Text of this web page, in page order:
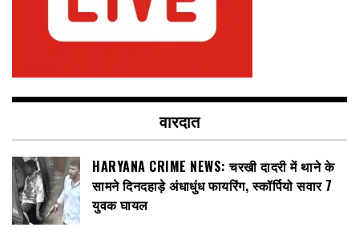
वारदात
HARYANA CRIME NEWS: चरखी दादरी में थाने के
सामने दिनदहाड़े अंधाधुंध फायरिंग, स्कॉर्पियो सवार 7
युवक घायल